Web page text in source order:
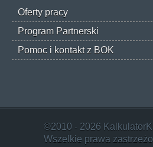
Oferty pracy
Program Partnerski
Pomoc i kontakt z BOK
©2010 - 2026
Wszelkie prawa